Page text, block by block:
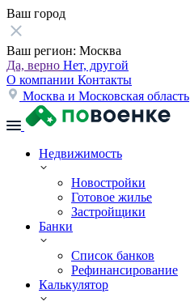
Ваш город
Ваш регион: Москва
Да, верно Нет, другой
О компании Контакты
Москва и Московская область
Недвижимость
Новостройки
Готовое жилье
Застройщики
Банки
Список банков
Рефинансирование
Калькулятор